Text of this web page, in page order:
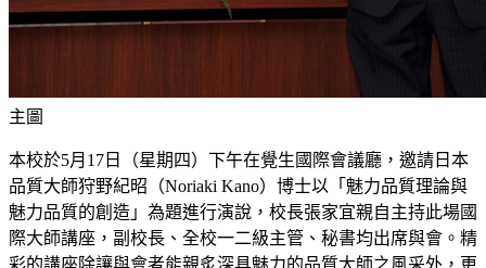
主圖
本校於5月17日（星期四）下午在覺生國際會議廳，邀請日本
品質大師狩野紀昭（Noriaki Kano）博士以「魅力品質理論與
魅力品質的創造」為題進行演說，校長張家宜親自主持此場國
際大師講座，副校長、全校一二級主管、秘書均出席與會。精